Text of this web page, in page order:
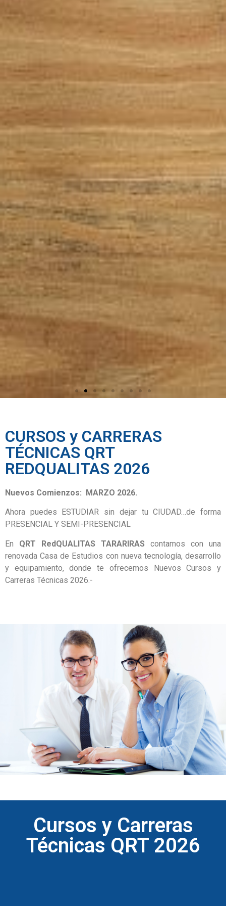
CURSOS y CARRERAS
TÉCNICAS QRT
REDQUALITAS 2026
Nuevos Comienzos: MARZO 2026.
Ahora puedes ESTUDIAR sin dejar tu CIUDAD…de forma
PRESENCIAL Y SEMI-PRESENCIAL
En QRT RedQUALITAS TARARIRAS contamos con una
renovada Casa de Estudios con nueva tecnología, desarrollo
y equipamiento, donde te ofrecemos Nuevos Cursos y
Carreras Técnicas 2026.-
Cursos y Carreras
Técnicas QRT 2026